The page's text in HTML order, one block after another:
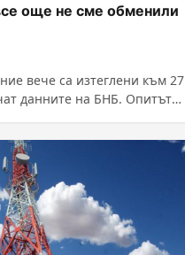
още не сме обменили
вече са изтеглени към 27
данните на БНБ. Опитът